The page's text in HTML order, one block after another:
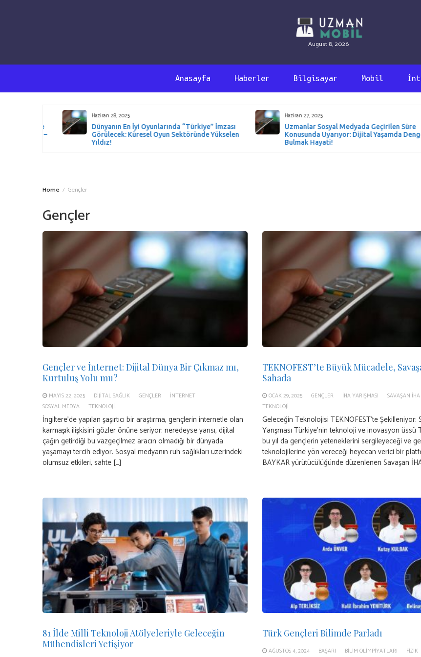
August 8, 2026
Anasayfa Haberler Bilgisayar Mobil
Haziran 28, 2025
Dünyanın En İyi Oyunlarında “Türkiye” İmzası
Görülecek: Küresel Oyun Sektöründe Yükselen
Yıldız!
Haziran 27, 2025
Uzmanlar Sosyal Medyada Geçirilen Süre
Konusunda Uyarıyor: Dijital Yaşamda Dengeyi
Bulmak Hayati!
Home Gençler
Gençler
Gençler ve İnternet: Dijital Dünya Bir Çıkmaz mı,
Kurtuluş Yolu mu?
MAYIS 22, 2025 DIJITAL SAĞLIK GENÇLER
İNTERNET
SOSYAL MEDYA
TEKNOLOJI.
İngiltere’de yapılan şaşırtıcı bir araştırma, gençlerin internetle olan
karmaşık ilişkisini gözler önüne seriyor: neredeyse yarısı, dijital
çağın getirdiği bu vazgeçilmez aracın olmadığı bir dünyada
yaşamayı tercih ediyor. Sosyal medyanın ruh sağlıkları üzerindeki
olumsuz etkileri, sahte […]
TEKNOFEST’te Büyük Mücadele,
Sahada
OCAK 29, 2025 GENÇLER İHA YARIŞMASI SAVAŞAN İHA
TEKNOLOJI
Geleceğin Teknolojisi TEKNOFEST’te Şekilleniyor:
Yarışması Türkiye’nin teknoloji ve inovasyon üssü
bu yıl da gençlerin yeteneklerini sergileyeceği ve
teknolojilerine yön vereceği heyecan verici bir
BAYKAR yürütücülüğünde düzenlenen Savaşan
81 İlde Milli Teknoloji Atölyeleriyle Geleceğin
Mühendisleri Yetişiyor
Türk Gençleri Bilimde Parladı
AĞUSTOS 4, 2024 BAŞARI BILIM OLIMPIYATLARI FIZIK